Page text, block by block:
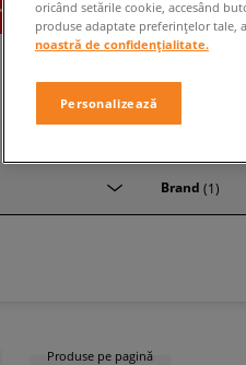
Produse pe pagină
Brand (1)
oricând setările cookie, accesând
produse adaptate preferințelor tale,
noastră de confidențialitate.
Personalizează